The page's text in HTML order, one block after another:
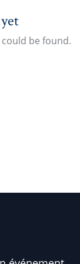
be found.